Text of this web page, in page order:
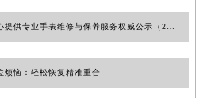
重庆欧米茄修理服务中心提供专业手表维修与保养服务权威公示（2026年7月最新）
烦恼：轻松恢复精准重合